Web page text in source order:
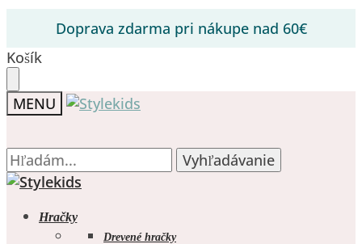
navigáciu
obsah
Košík
MENU
Hľadať: Vyhľadávanie
Hľadať: Vyhľadávanie
Hračky
Drevené hračky
Doprava zdarma pri nákupe nad 60€